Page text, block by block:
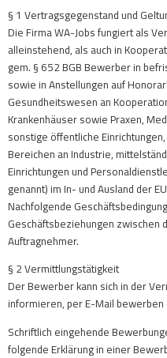
§ 1 Vertragsgegenstand und
Die Firma WA-Jobs fungiert als
alleinstehend, als auch in
gem. § 652 BGB Bewerber in
sowie in Anstellungen auf
Gesundheitswesen an
Krankenhäuser sowie Praxen,
sonstige öffentliche
Bereichen an Industrie,
Einrichtungen und
genannt) im In- und Ausland der
Nachfolgende
Geschäftsbeziehungen zwischen
Auftragnehmer.
§ 2 Vermittlungstätigkeit
Der Bewerber kann sich in der
informieren, per E-Mail
Schriftlich eingehende
folgende Erklärung in einer